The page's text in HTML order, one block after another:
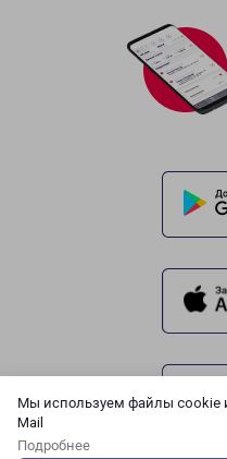
Мы используем файлы cookie
Mail
Подробнее